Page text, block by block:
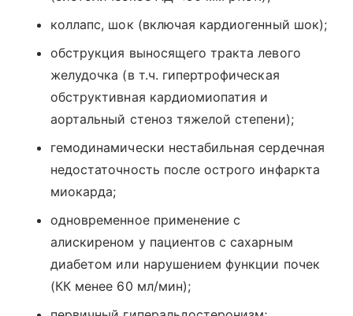
коллапс, шок (включая кардиогенный шок);
обструкция выносящего тракта левого
желудочка (в т.ч. гипертрофическая
обструктивная кардиомиопатия и
аортальный стеноз тяжелой степени);
гемодинамически нестабильная сердечная
недостаточность после острого инфаркта
миокарда;
одновременное применение с
алискиреном у пациентов с сахарным
диабетом или нарушением функции почек
(КК менее 60 мл/мин);